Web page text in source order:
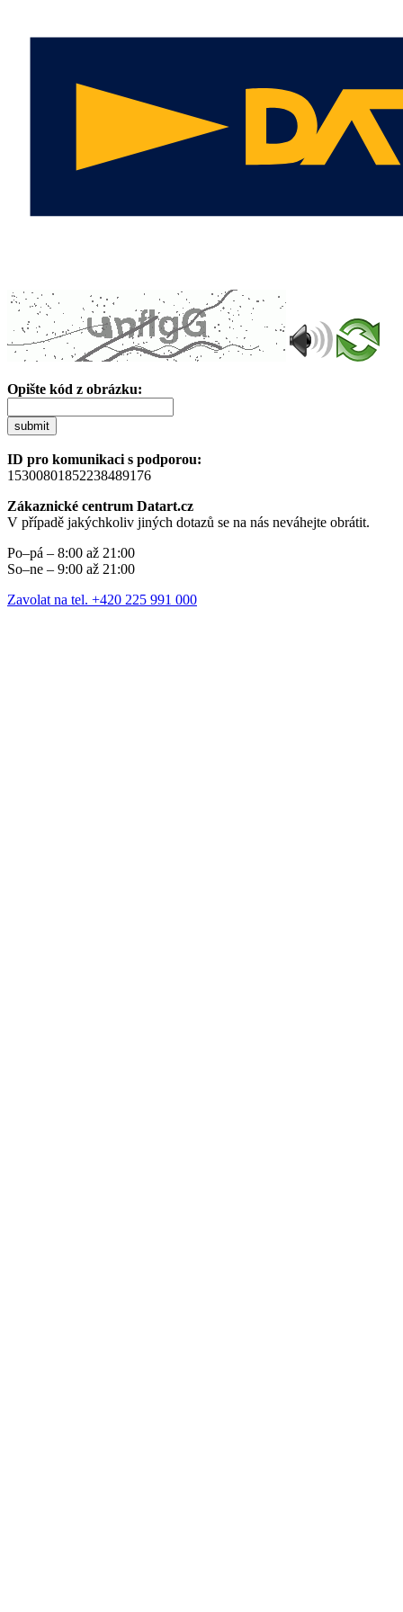
Opište kód z obrázku:
submit
ID pro komunikaci s podporou:
15300801852238489176
Zákaznické centrum Datart.cz
V případě jakýchkoliv jiných dotazů se na nás neváhejte obrátit.
Po–pá – 8:00 až 21:00
So–ne – 9:00 až 21:00
Zavolat na tel. +420 225 991 000